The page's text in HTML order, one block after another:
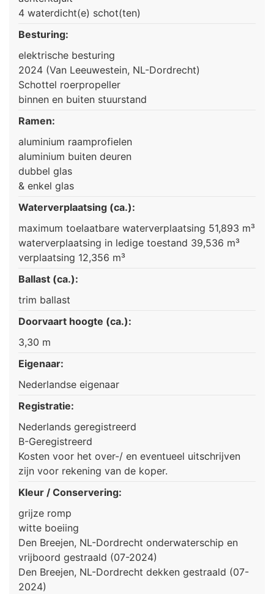
4 waterdicht(e) schot(ten)
Besturing:
elektrische besturing
2024 (Van Leeuwestein, NL-Dordrecht)
Schottel roerpropeller
binnen en buiten stuurstand
Ramen:
aluminium raamprofielen
aluminium buiten deuren
dubbel glas
& enkel glas
Waterverplaatsing (ca.):
maximum toelaatbare waterverplaatsing 51,893 m³
waterverplaatsing in ledige toestand 39,536 m³
verplaatsing 12,356 m³
Ballast (ca.):
trim ballast
Doorvaart hoogte (ca.):
3,30 m
Eigenaar:
Nederlandse eigenaar
Registratie:
Nederlands geregistreerd
B-Geregistreerd
Kosten voor het over-/ en eventueel uitschrijven
zijn voor rekening van de koper.
Kleur / Conservering:
grijze romp
witte boeiing
Den Breejen, NL-Dordrecht onderwaterschip en
vrijboord gestraald (07-2024)
Den Breejen, NL-Dordrecht dekken gestraald (07-
2024)